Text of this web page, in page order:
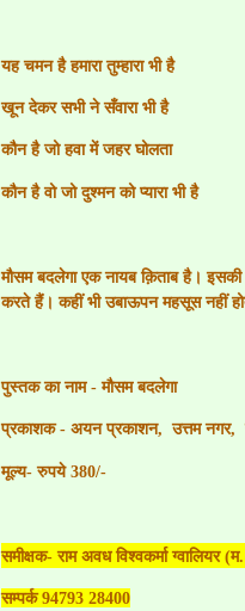
यह चमन है हमारा तुम्हारा भी है
खून देकर सभी ने सँवारा भी है
कौन है जो हवा में जहर घोलता
कौन है वो जो दुश्मन को प्यारा भी है
मौसम बदलेगा एक नायब क़िताब है।
करते हैं। कहीं भी उबाऊपन महसूस नहीं
पुस्तक का नाम - मौसम बदलेगा
प्रकाशक - अयन प्रकाशन, उत्तम नगर,
मूल्य- रुपये 380/-
समीक्षक- राम अवध विश्वकर्मा ग्वालियर
सम्पर्क 94793 28400